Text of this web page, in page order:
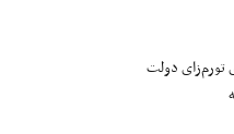
تورم‌زای دولت